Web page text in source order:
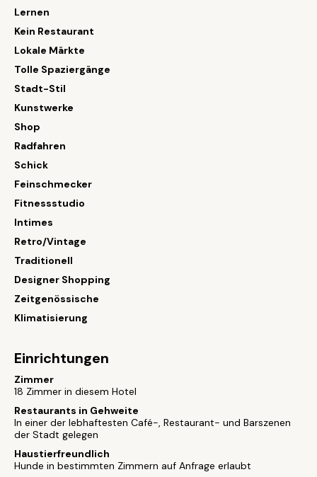
Lernen
Kein Restaurant
Lokale Märkte
Tolle Spaziergänge
Stadt-Stil
Kunstwerke
Shop
Radfahren
Schick
Feinschmecker
Fitnessstudio
Intimes
Retro/Vintage
Traditionell
Designer Shopping
Zeitgenössische
Klimatisierung
Einrichtungen
Zimmer
18 Zimmer in diesem Hotel
Restaurants in Gehweite
In einer der lebhaftesten Café-, Restaurant- und Barszenen
der Stadt gelegen
Haustierfreundlich
Hunde in bestimmten Zimmern auf Anfrage erlaubt